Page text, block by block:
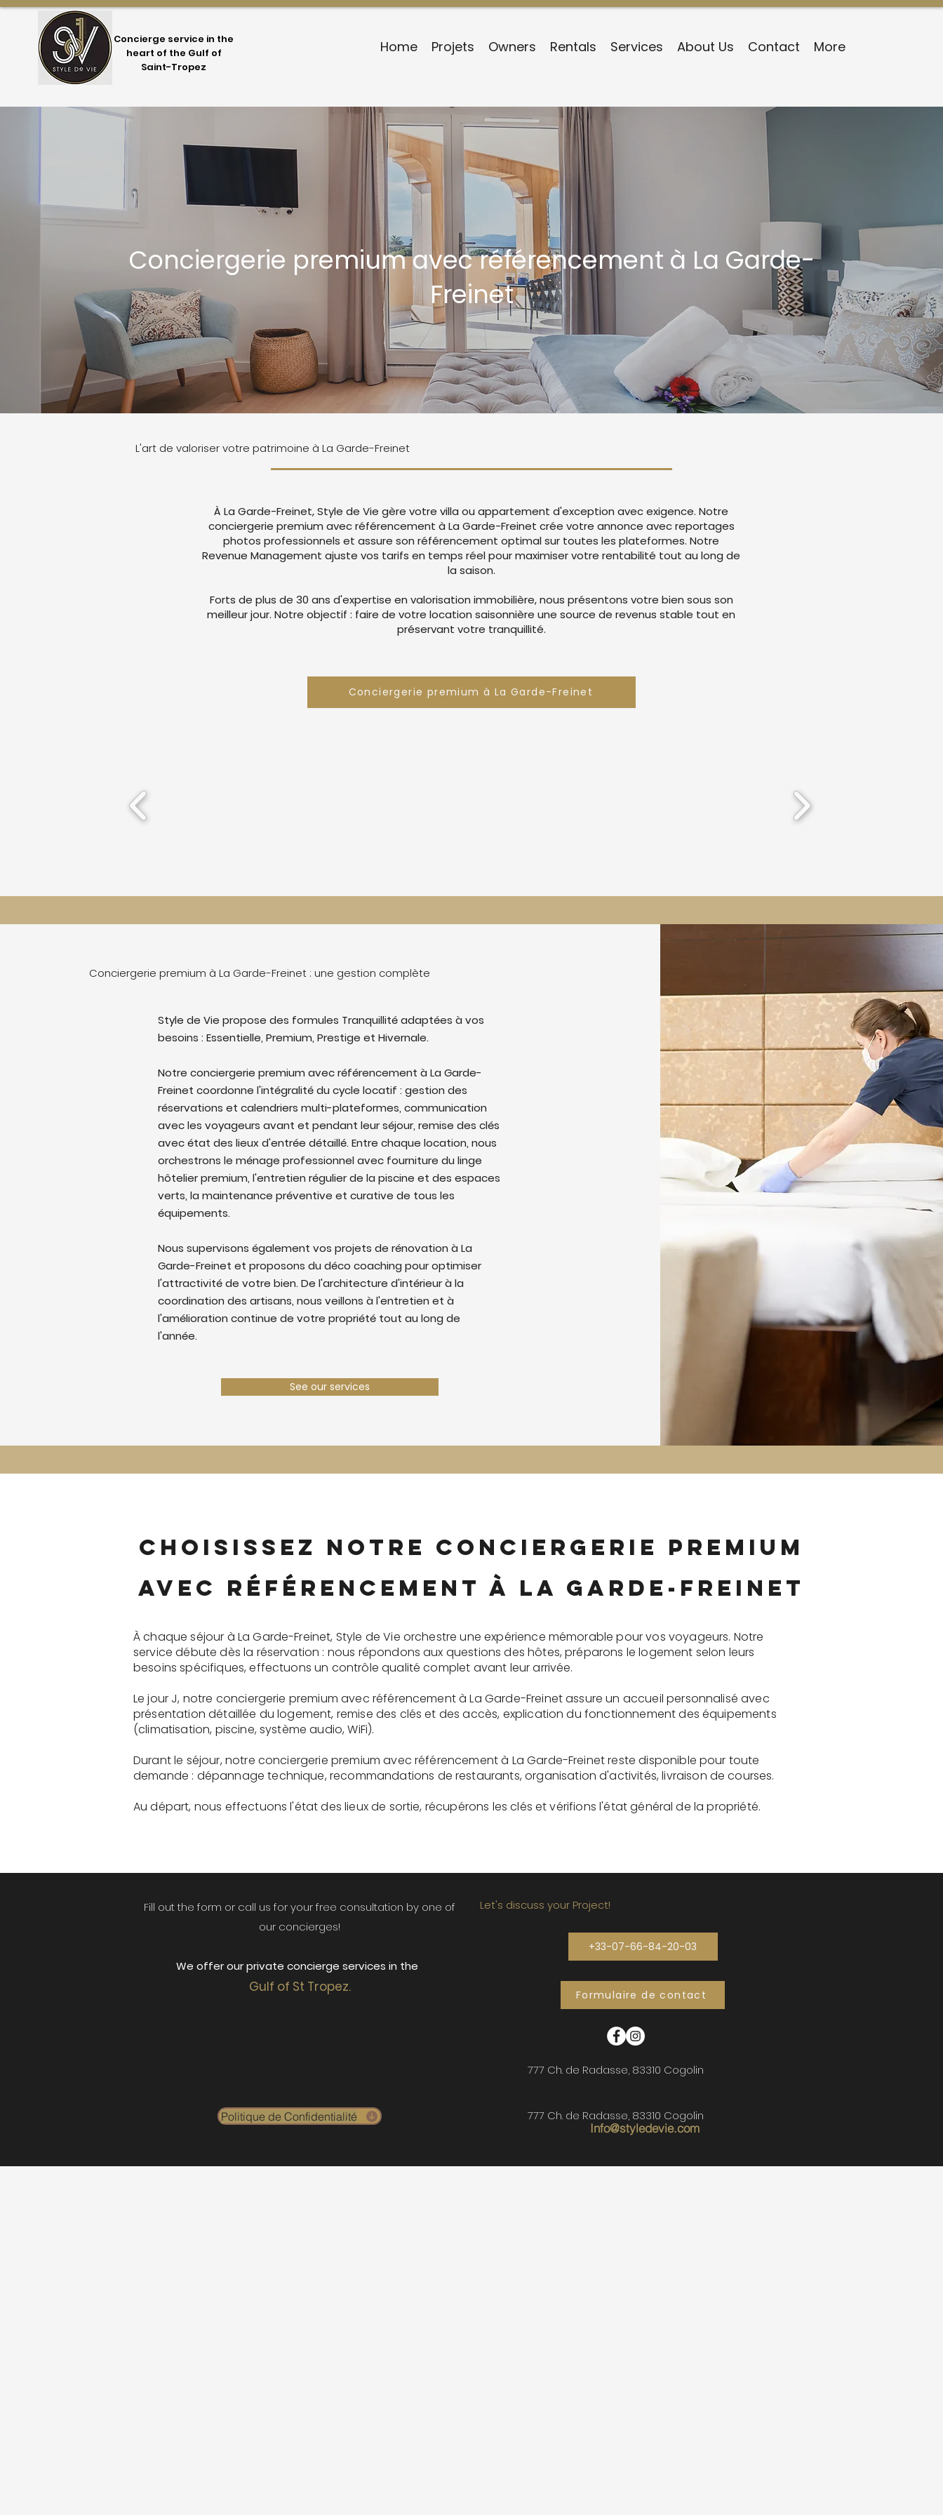
Concierge service in the
heart of the Gulf of
Saint-Tropez
Home Projets Owners Rentals Services About Us Contact More
Conciergerie premium avec référencement à La Garde-
Freinet
L'art de valoriser votre patrimoine à La Garde-Freinet
À La Garde-Freinet, Style de Vie gère votre villa ou appartement d'exception avec exigence. Notre
conciergerie premium avec référencement à La Garde-Freinet crée votre annonce avec reportages
photos professionnels et assure son référencement optimal sur toutes les plateformes. Notre
Revenue Management ajuste vos tarifs en temps réel pour maximiser votre rentabilité tout au long de
la saison.
Forts de plus de 30 ans d'expertise en valorisation immobilière, nous présentons votre bien sous son
meilleur jour. Notre objectif : faire de votre location saisonnière une source de revenus stable tout en
préservant votre tranquillité.
Conciergerie premium à La Garde-Freinet
Conciergerie premium à La Garde-Freinet : une gestion complète
Style de Vie propose des formules Tranquillité adaptées à vos
besoins : Essentielle, Premium, Prestige et Hivernale.
Notre conciergerie premium avec référencement à La Garde-
Freinet coordonne l'intégralité du cycle locatif : gestion des
réservations et calendriers multi-plateformes, communication
avec les voyageurs avant et pendant leur séjour, remise des clés
avec état des lieux d'entrée détaillé. Entre chaque location, nous
orchestrons le ménage professionnel avec fourniture du linge
hôtelier premium, l'entretien régulier de la piscine et des espaces
verts, la maintenance préventive et curative de tous les
équipements.
Nous supervisons également vos projets de rénovation à La
Garde-Freinet et proposons du déco coaching pour optimiser
l'attractivité de votre bien. De l'architecture d'intérieur à la
coordination des artisans, nous veillons à l'entretien et à
l'amélioration continue de votre propriété tout au long de
l'année.
See our services
Choisissez notre conciergerie premium
avec référencement à La Garde-Freinet
À chaque séjour à La Garde-Freinet, Style de Vie orchestre une expérience mémorable pour vos voyageurs. Notre
service débute dès la réservation : nous répondons aux questions des hôtes, préparons le logement selon leurs
besoins spécifiques, effectuons un contrôle qualité complet avant leur arrivée.
Le jour J, notre conciergerie premium avec référencement à La Garde-Freinet assure un accueil personnalisé avec
présentation détaillée du logement, remise des clés et des accès, explication du fonctionnement des équipements
(climatisation, piscine, système audio, WiFi).
Durant le séjour, notre conciergerie premium avec référencement à La Garde-Freinet reste disponible pour toute
demande : dépannage technique, recommandations de restaurants, organisation d'activités, livraison de courses.
Au départ, nous effectuons l'état des lieux de sortie, récupérons les clés et vérifions l'état général de la propriété.
Fill out the form or call us for your free consultation by one of
our concierges!
We offer our private concierge services in the
Gulf of St Tropez.
Politique de Confidentialité
Let's discuss your Project!
+33-07-66-84-20-03
Formulaire de contact
777 Ch. de Radasse, 83310 Cogolin
Info@styledevie.com
777 Ch. de Radasse, 83310 Cogolin